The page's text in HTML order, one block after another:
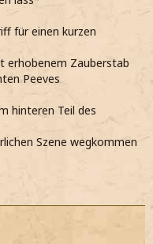
für einen kurzen
erhobenem Zauberstab
Peeves
hinteren Teil des
Szene wegkommen